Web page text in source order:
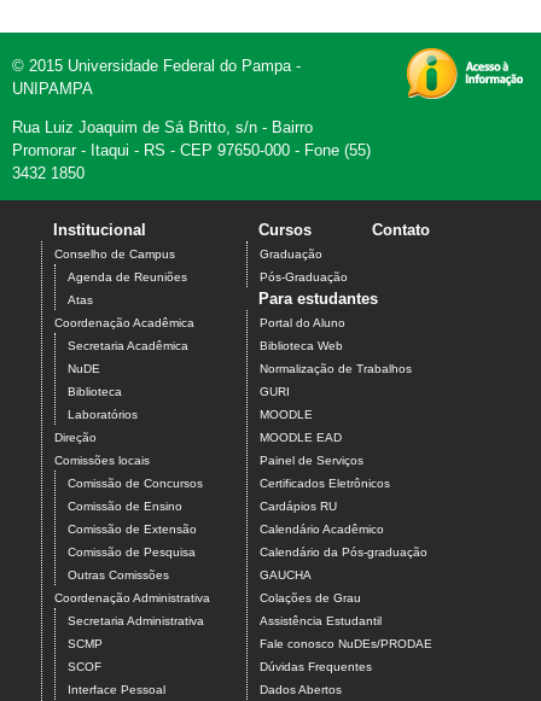
© 2015 Universidade Federal do Pampa -
UNIPAMPA
Rua Luiz Joaquim de Sá Britto, s/n - Bairro
Promorar - Itaqui - RS - CEP 97650-000 - Fone (55)
3432 1850
Institucional
Conselho de Campus
Agenda de Reuniões
Atas
Coordenação Acadêmica
Secretaria Acadêmica
NuDE
Biblioteca
Laboratórios
Direção
Comissões locais
Comissão de Concursos
Comissão de Ensino
Comissão de Extensão
Comissão de Pesquisa
Outras Comissões
Coordenação Administrativa
Secretaria Administrativa
SCMP
SCOF
Interface Pessoal
Cursos
Graduação
Pós-Graduação
Contato
Para estudantes
Portal do Aluno
Biblioteca Web
Normalização de Trabalhos
GURI
MOODLE
MOODLE EAD
Painel de Serviços
Certificados Eletrônicos
Cardápios RU
Calendário Acadêmico
Calendário da Pós-graduação
GAUCHA
Colações de Grau
Assistência Estudantil
Fale conosco NuDEs/PRODAE
Dúvidas Frequentes
Dados Abertos